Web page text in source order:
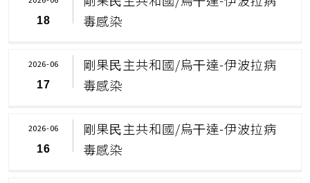
毒感染
18
剛果⺠主共和國/烏⼲達-伊波拉病
毒感染
2026-06
17
剛果⺠主共和國/烏⼲達-伊波拉病
毒感染
2026-06
16